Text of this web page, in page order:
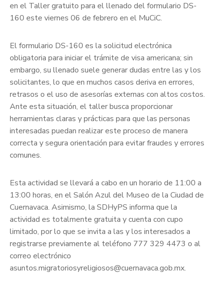
en el Taller gratuito para el llenado del formulario DS-
160 este viernes 06 de febrero en el MuCiC.
El formulario DS-160 es la solicitud electrónica
obligatoria para iniciar el trámite de visa americana; sin
embargo, su llenado suele generar dudas entre las y los
solicitantes, lo que en muchos casos deriva en errores,
retrasos o el uso de asesorías externas con altos costos.
Ante esta situación, el taller busca proporcionar
herramientas claras y prácticas para que las personas
interesadas puedan realizar este proceso de manera
correcta y segura orientación para evitar fraudes y errores
comunes.
Esta actividad se llevará a cabo en un horario de 11:00 a
13:00 horas, en el Salón Azul del Museo de la Ciudad de
Cuernavaca. Asimismo, la SDHyPS informa que la
actividad es totalmente gratuita y cuenta con cupo
limitado, por lo que se invita a las y los interesados a
registrarse previamente al teléfono 777 329 4473 o al
correo electrónico
asuntos.migratoriosyreligiosos@cuernavaca.gob.mx.